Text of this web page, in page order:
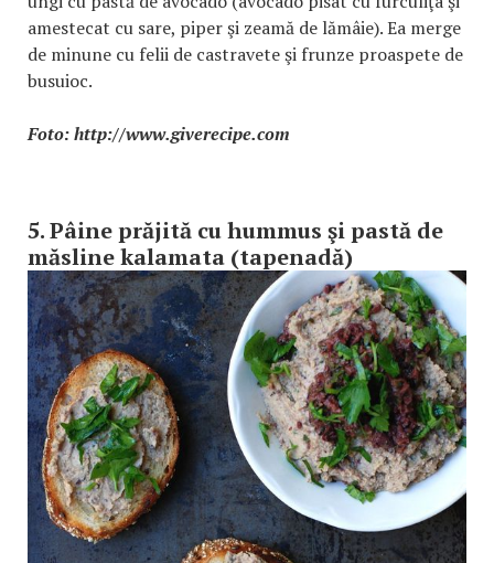
amestecat cu sare, piper şi zeamă de lămâie). Ea merge
de minune cu felii de castravete şi frunze proaspete de
busuioc.
Foto: http://www.giverecipe.com
5. Pâine prăjită cu hummus şi pastă de
măsline kalamata (tapenadă)